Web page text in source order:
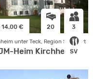
Berufe gGmbH
14.00 € 20 3
SV
unter Teck, Region Stuttgart
Heim Kirchheim